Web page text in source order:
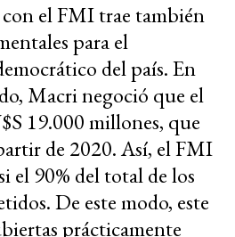
el FMI trae también
para el
del país. En
Macri negoció que el
19.000 millones, que
de 2020. Así, el FMI
el 90% del total de los
De este modo, este
prácticamente